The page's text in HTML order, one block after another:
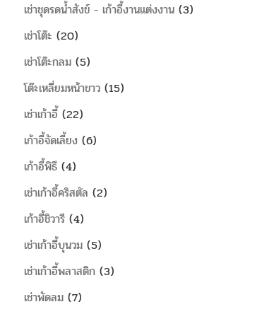
เช่าชุดรดน้ำสังข์ - เก้าอี้งานแต่งงาน 3
เช่าโต๊ะ 20
เช่าโต๊ะกลม 5
โต๊ะเหลี่ยมหน้าขาว 15
เช่าเก้าอี้ 22
เก้าอี้จัดเลี้ยง 6
เก้าอี้พิธี 4
เช่าเก้าอี้คริสตัล 2
เก้าอี้ชิวารี 4
เช่าเก้าอี้บุนวม 5
เช่าเก้าอี้พลาสติก 3
เช่าพัดลม 7